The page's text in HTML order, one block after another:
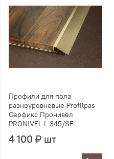
Профили для пола
разноуровневые Profilpas
Серфикс Пронивел
PRONIVEL L 345/SF
4 100 ₽ шт